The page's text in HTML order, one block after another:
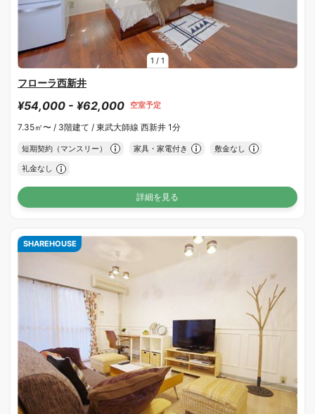
1 / 1
フローラ西新井
¥54,000 - ¥62,000 空室予定
7.35㎡〜 / 3階建て / 東武大師線 西新井 1分
短期契約（マンスリー） 家具・家電付き 敷金なし
礼金なし
詳細を見る
SHAREHOUSE